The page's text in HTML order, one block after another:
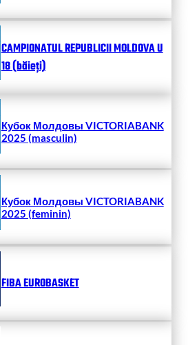
CAMPIONATUL REPUBLICII MOLDOVA U
18 (băieți)
Кубок Молдовы VICTORIABANK
2025 (masculin)
Кубок Молдовы VICTORIABANK
2025 (feminin)
FIBA EUROBASKET